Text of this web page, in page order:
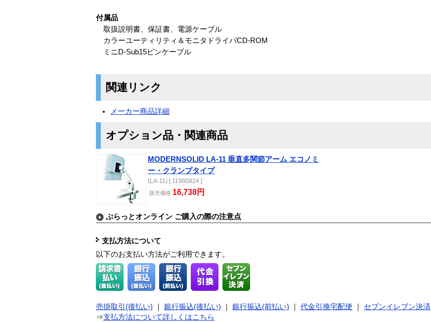
付属品
取扱説明書、保証書、電源ケーブル
カラーユーティリティ＆モニタドライバCD-ROM
ミニD-Sub15ピンケーブル
関連リンク
メーカー商品詳細
オプション品・関連商品
MODERNSOLID LA-11 垂直多関節アーム エコノミ
ー・クランプタイプ
(LA-11) [ 11980824 ]
販売価格 16,738円
ぷらっとオンライン ご購入の際の注意点
支払方法について
以下のお支払い方法がご利用できます。
売掛取引(後払い) 銀行振込(後払い) 銀行振込(前払い) 代金引換宅配便
セブンイレブン決済
⇒支払方法について詳しくはこちら